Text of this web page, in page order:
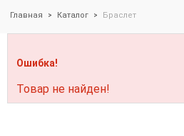
Главная > Каталог > Браслет
Ошибка!
Товар не найден!